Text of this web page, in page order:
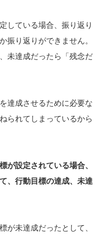
している場合、振り返り
振り返りができません。
未達成だったら「残念だ
達成させるために必要な
られてしまっているから
が設定されている場合、
、行動目標の達成、未達
が未達成だったとして、